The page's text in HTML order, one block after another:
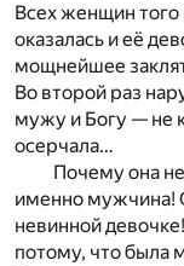
Всех женщин того
оказалась и её
мощнейшее
Во второй раз
мужу и Богу — не
осерчала…
Почему она
именно мужчина!
невинной
потому, что была